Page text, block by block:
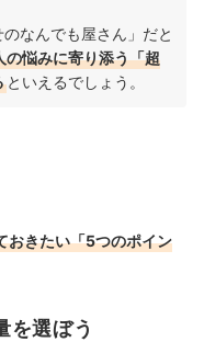
なんでも屋さん」だと
の悩みに寄り添う「超
といえるでしょう。
おきたい「5つのポイン
を選ぼう